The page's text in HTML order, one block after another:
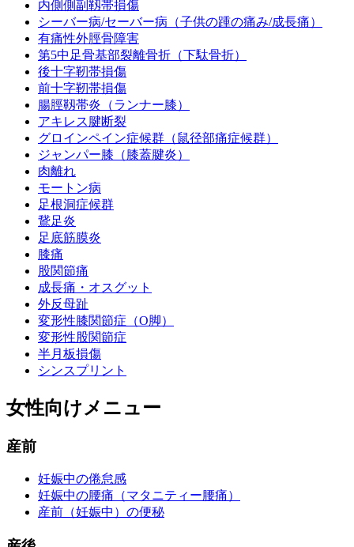
内側側副靱帯損傷
シーバー病/セーバー病（子供の踵の痛み/成長痛）
有痛性外脛骨障害
第5中足骨基部裂離骨折（下駄骨折）
後十字靭帯損傷
前十字靭帯損傷
腸脛靱帯炎（ランナー膝）
アキレス腱断裂
グロインペイン症候群（鼠径部痛症候群）
ジャンパー膝（膝蓋腱炎）
肉離れ
モートン病
足根洞症候群
鵞足炎
足底筋膜炎
膝痛
股関節痛
成長痛・オスグット
外反母趾
変形性膝関節症（O脚）
変形性股関節症
半月板損傷
シンスプリント
女性向けメニュー
産前
妊娠中の倦怠感
妊娠中の腰痛（マタニティー腰痛）
産前（妊娠中）の便秘